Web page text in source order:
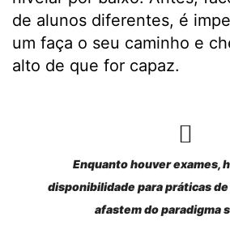
de alunos diferentes, é
um faça o seu caminho e
alto de que for capaz.
Enquanto houver exames,
disponibilidade para práticas de
afastem do paradigma